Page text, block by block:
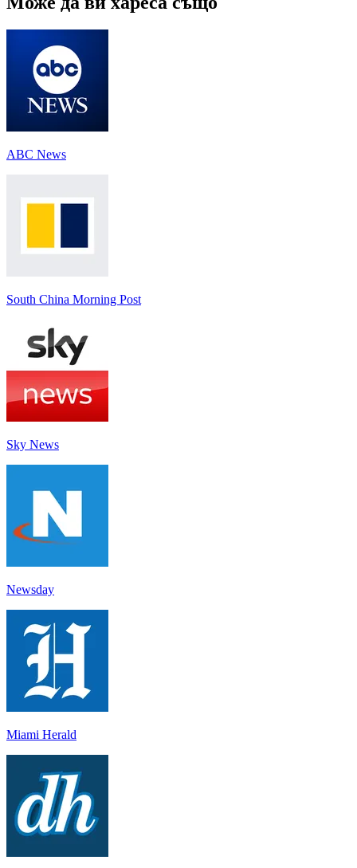
ABC News
South China Morning Post
Sky News
Newsday
Miami Herald